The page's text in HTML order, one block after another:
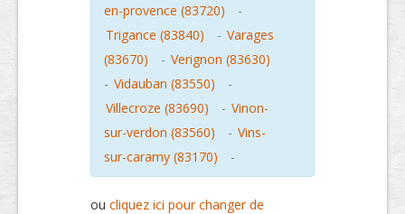
en-provence (83720)
-
Trigance (83840)
- Varages
(83670)
- Verignon (83630)
- Vidauban (83550)
-
Villecroze (83690)
- Vinon-
sur-verdon (83560)
- Vins-
sur-caramy (83170)
-
ou cliquez ici pour changer de